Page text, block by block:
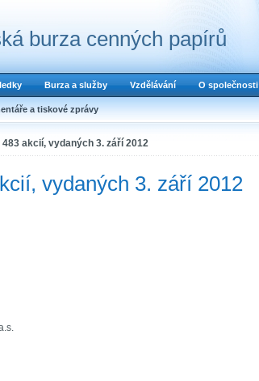
burza cenných papírů
Burza a služby Vzdělávání O společnosti
a tiskové zprávy
akcií, vydaných 3. září 2012
vydaných 3. září 2012